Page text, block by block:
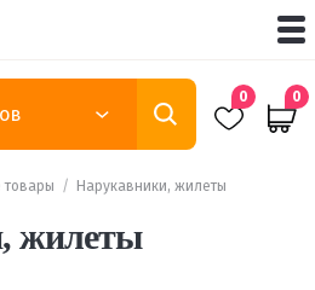
0 0
товары / Нарукавники, жилеты
жилеты